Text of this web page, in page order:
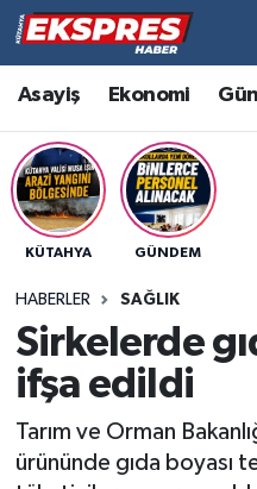
Asayiş Ekonomi
KÜTAHYA GÜNDEM
HABERLER SAĞLIK
Sirkelerde
ifşa edildi
Tarım ve Orman
ürününde gıda boyası
Altıntaş
Asayiş
Aslanapa
Bölge
Çavdarhisar
Domaniç
Hava Durumu
Trafik Durumu
Süper Lig Puan
Son Dakika
Haber Arşivi